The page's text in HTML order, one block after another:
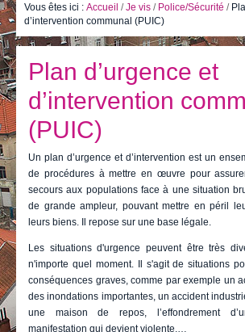
Vie politique
Je vis
Je visite
Publications
Actualités
E-guichet / Prendre RDV
Actualités
Vous êtes ici : Accueil /Je vis / Police/Sécurité /
d’intervention communal (PUIC)
Plan d’urgence et
d’intervention
(PUIC)
Un plan d’urgence et d’intervention est un
de procédures à mettre en œuvre pour
secours aux populations face à une situation
de grande ampleur, pouvant mettre en péril
leurs biens. Il repose sur une base légale.
Les situations d'urgence peuvent être très
n'importe quel moment. Il s'agit de situations
conséquences graves, comme par exemple un
des inondations importantes, un accident
une maison de repos, l’effondrement
manifestation qui devient violente,…